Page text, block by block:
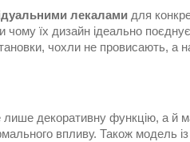
лекалами для
чому їх дизайн ідеально
чохли не провисають, а
лише декоративну функцію, а й
впливу. Також модель